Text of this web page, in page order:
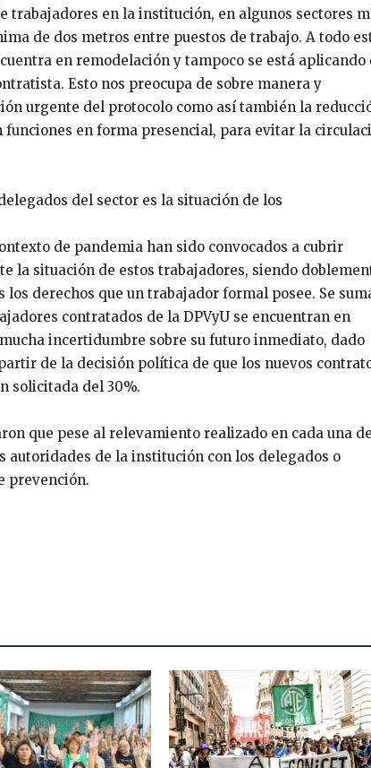
trabajadores en la institución, en algunos sectores
de dos metros entre puestos de trabajo. A todo
en remodelación y tampoco se está aplicando
Esto nos preocupa de sobre manera y
urgente del protocolo como así también la
en forma presencial, para evitar la
del sector es la situación de los
de pandemia han sido convocados a cubrir
la situación de estos trabajadores, siendo
derechos que un trabajador formal posee. Se
contratados de la DPVyU se encuentran en
incertidumbre sobre su futuro inmediato, dado
de la decisión política de que los nuevos
solicitada del 30%.
que pese al relevamiento realizado en cada una de
autoridades de la institución con los delegados o
prevención.